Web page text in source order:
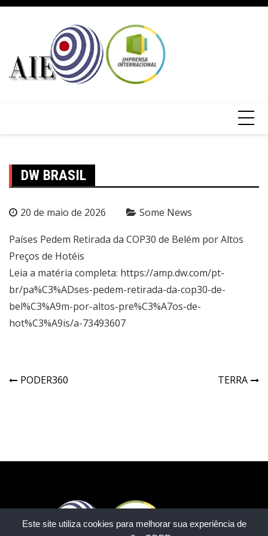
Este site utiliza cookies para melhorar sua experiência de
DW BRASIL
20 de maio de 2026 Some News
Países Pedem Retirada da COP30 de Belém por Altos
Preços de Hotéis
Leia a matéria completa: https://amp.dw.com/pt-
br/pa%C3%ADses-pedem-retirada-da-cop30-de-
bel%C3%A9m-por-altos-pre%C3%A7os-de-
hot%C3%A9is/a-73493607
PODER360 TERRA